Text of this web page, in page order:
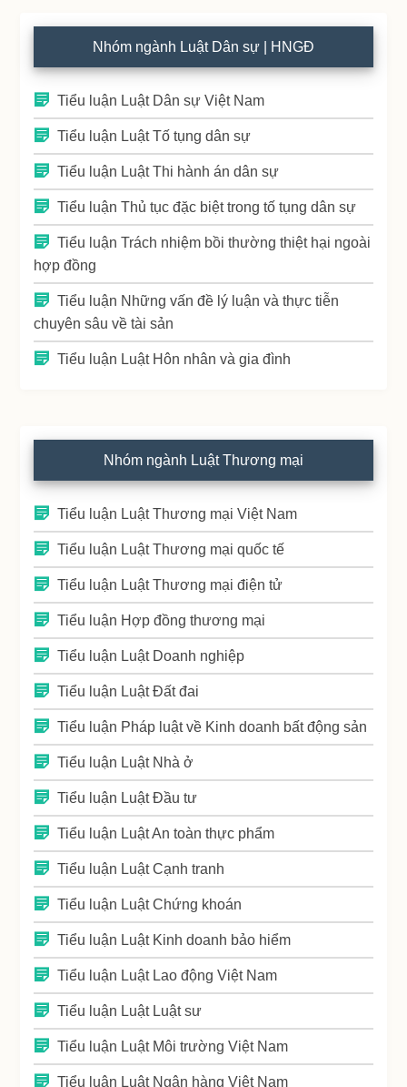
Nhóm ngành Luật Dân sự | HNGĐ
Tiểu luận Luật Dân sự Việt Nam
Tiểu luận Luật Tố tụng dân sự
Tiểu luận Luật Thi hành án dân sự
Tiểu luận Thủ tục đặc biệt trong tố tụng dân sự
Tiểu luận Trách nhiệm bồi thường thiệt hại ngoài
hợp đồng
Tiểu luận Những vấn đề lý luận và thực tiễn
chuyên sâu về tài sản
Tiểu luận Luật Hôn nhân và gia đình
Nhóm ngành Luật Thương mại
Tiểu luận Luật Thương mại Việt Nam
Tiểu luận Luật Thương mại quốc tế
Tiểu luận Luật Thương mại điện tử
Tiểu luận Hợp đồng thương mại
Tiểu luận Luật Doanh nghiệp
Tiểu luận Luật Đất đai
Tiểu luận Pháp luật về Kinh doanh bất động sản
Tiểu luận Luật Nhà ở
Tiểu luận Luật Đầu tư
Tiểu luận Luật An toàn thực phẩm
Tiểu luận Luật Cạnh tranh
Tiểu luận Luật Chứng khoán
Tiểu luận Luật Kinh doanh bảo hiểm
Tiểu luận Luật Lao động Việt Nam
Tiểu luận Luật Luật sư
Tiểu luận Luật Môi trường Việt Nam
Tiểu luận Luật Ngân hàng Việt Nam